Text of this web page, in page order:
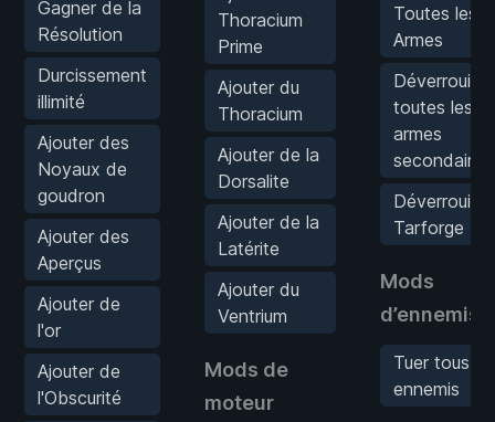
Gagner de la
Résolution
Durcissement
illimité
Ajouter des
Noyaux de
goudron
Ajouter des
Aperçus
Ajouter de
l'or
Ajouter de
l'Obscurité
Thoracium
Prime
Ajouter du
Thoracium
Ajouter de la
Dorsalite
Ajouter de la
Latérite
Ajouter du
Ventrium
Mods de
moteur
Toutes les
Armes
Déverrouiller
toutes les
armes
secondaires
Déverrouiller
Tarforge
Mods
d’ennemis
Tuer tous
ennemis